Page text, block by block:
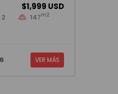
$1,999 USD
2 147m2
VER MÁS